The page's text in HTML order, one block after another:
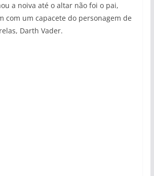
a noiva até o altar não foi o pai,
com um capacete do personagem de
Darth Vader.